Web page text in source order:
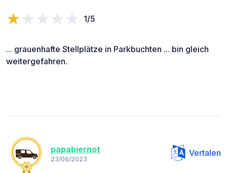
1/5
... grauenhafte Stellplätze in Parkbuchten ... bin gleich
weitergefahren.
papabiernot
23/06/2023
Vertalen